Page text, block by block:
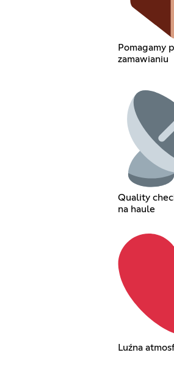
Pomagamy
zamawianiu
Quality
na haule
Luźna